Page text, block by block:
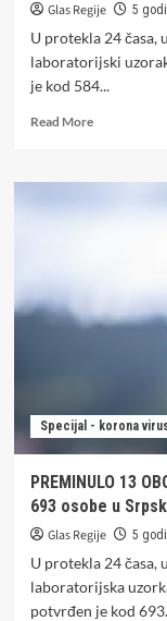
Glas Regije 5
U protekla 24 časa,
laboratorijski
je kod 584...
Read MoreRead
BROJKE
584
Specijal - korona
PREMINULO 13
693 osobe u
Glas Regije 5
U protekla 24 časa,
laboratorijska
potvrđen je kod